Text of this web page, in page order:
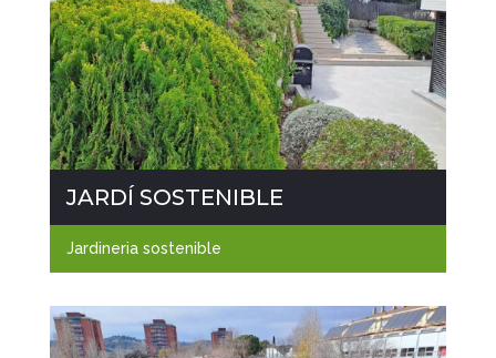
JARDÍ SOSTENIBLE
Jardineria sostenible